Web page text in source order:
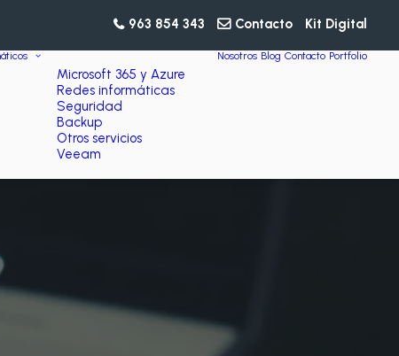
963 854 343 Contacto Kit Digital
Microsoft 365 y Azure
Redes informáticas
Seguridad
Backup
Otros servicios
Veeam
Nosotros Blog Contacto Portfolio